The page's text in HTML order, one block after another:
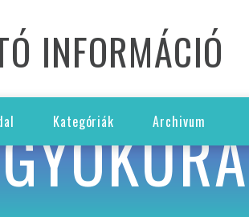
INFORMÁCIÓ
Kategóriák Archivum